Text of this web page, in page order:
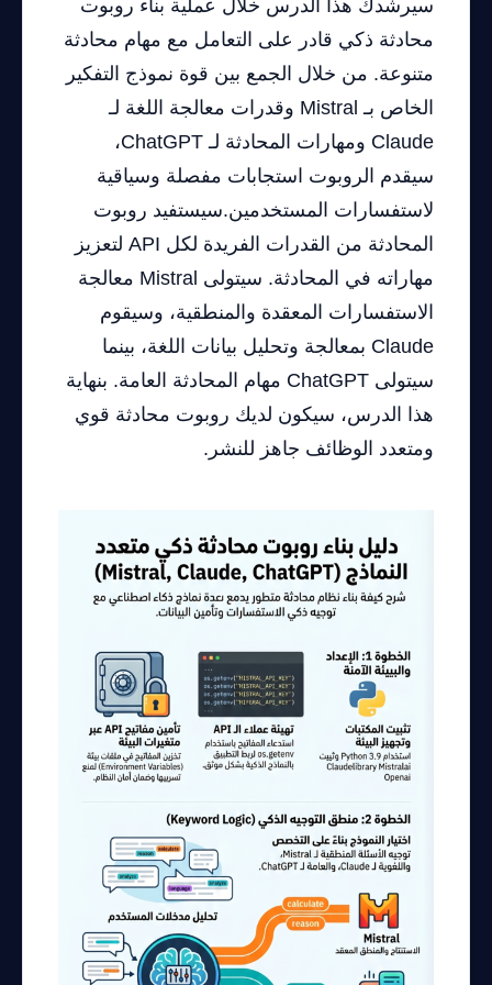
سيرشدك هذا الدرس خلال عملية بناء روبوت
محادثة ذكي قادر على التعامل مع مهام محادثة
متنوعة. من خلال الجمع بين قوة نموذج التفكير
الخاص بـ Mistral وقدرات معالجة اللغة لـ
Claude ومهارات المحادثة لـ ChatGPT،
سيقدم الروبوت استجابات مفصلة وسياقية
لاستفسارات المستخدمين.سيستفيد روبوت
المحادثة من القدرات الفريدة لكل API لتعزيز
مهاراته في المحادثة. سيتولى Mistral معالجة
الاستفسارات المعقدة والمنطقية، وسيقوم
Claude بمعالجة وتحليل بيانات اللغة، بينما
سيتولى ChatGPT مهام المحادثة العامة. بنهاية
هذا الدرس، سيكون لديك روبوت محادثة قوي
ومتعدد الوظائف جاهز للنشر.